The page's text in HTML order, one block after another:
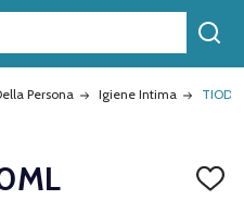
Persona Igiene Intima